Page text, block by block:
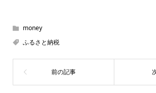
money
ふるさと納税